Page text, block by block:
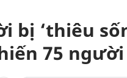
bị ‘thiêu
75